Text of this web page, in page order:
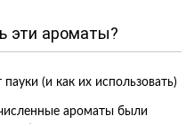
эти ароматы?
ароматы были